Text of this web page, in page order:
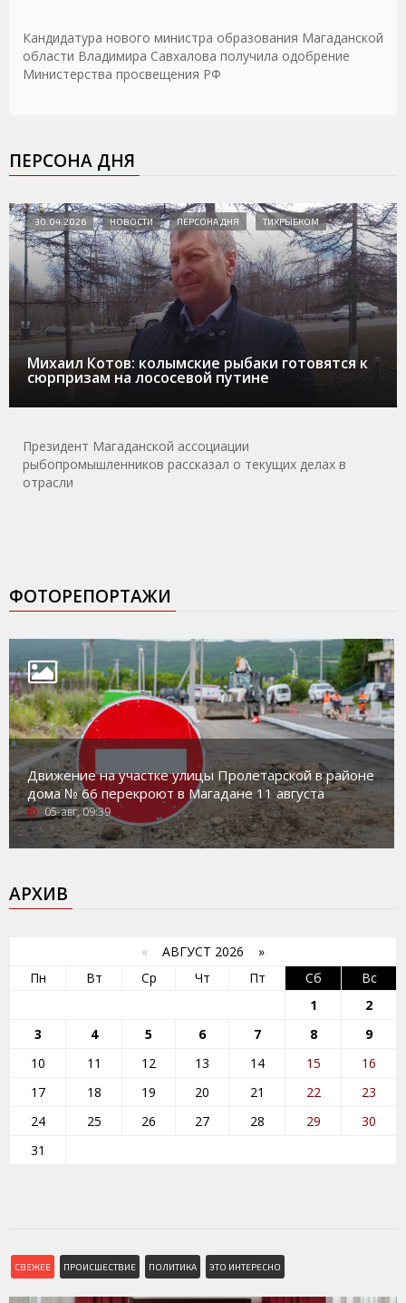
Кандидатура нового министра образования Магаданской
области Владимира Савхалова получила одобрение
Министерства просвещения РФ
ПЕРСОНА ДНЯ
Михаил Котов: колымские рыбаки готовятся к
сюрпризам на лососевой путине
30.04.2026 НОВОСТИ ПЕРСОНА ДНЯ ТИХРЫБКОМ
Президент Магаданской ассоциации
рыбопромышленников рассказал о текущих делах в
отрасли
ФОТОРЕПОРТАЖИ
Движение на участке улицы Пролетарской в районе
дома № 66 перекроют в Магадане 11 августа
05-авг, 09:39
АРХИВ
« АВГУСТ 2026 »
Пн
Вт Ср Чт Пт Сб
Вс
1
2
3
4 5 6 7 8
9
10
11 12 13 14 15
16
17
18 19 20 21 22
23
24
25 26 27 28 29
30
31
СВЕЖЕЕ ПРОИСШЕСТВИЕ ПОЛИТИКА ЭТО ИНТЕРЕСНО